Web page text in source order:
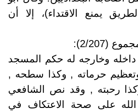
يمنع الاقتداء)، إلا أن
(2/207):
وخارجه له حكم المسجد
حرماته , وكذا سطحه ,
رحبته , وقد نص الشافعي
على صحة الاعتكاف في